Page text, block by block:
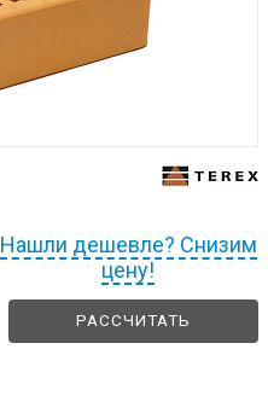
Нашли дешевле? Снизим
цену!
РАССЧИТАТЬ